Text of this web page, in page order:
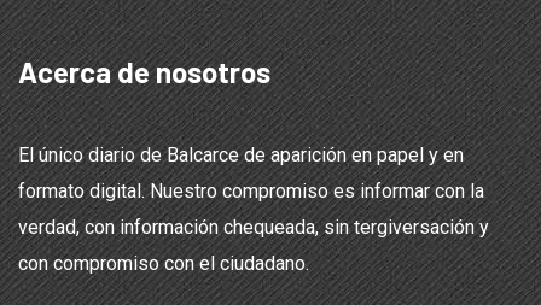
Acerca de nosotros
El único diario de Balcarce de aparición en papel y en
formato digital. Nuestro compromiso es informar con la
verdad, con información chequeada, sin tergiversación y
con compromiso con el ciudadano.